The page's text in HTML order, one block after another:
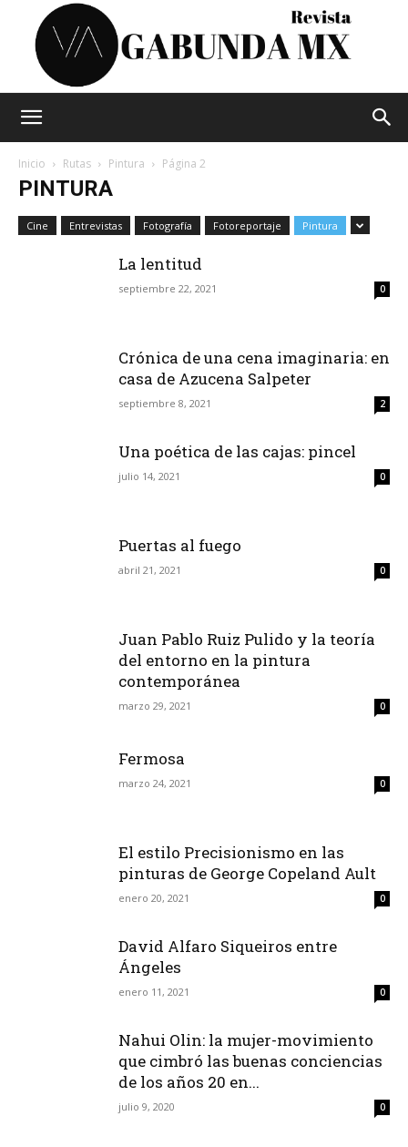
Mx
Inicio Rutas Pintura Página 2
PINTURA
Cine Entrevistas Fotografía Fotoreportaje Pintura
La lentitud
septiembre 22, 2021 0
Crónica de una cena imaginaria: en
casa de Azucena Salpeter
septiembre 8, 2021 2
Una poética de las cajas: pincel
julio 14, 2021 0
Puertas al fuego
abril 21, 2021 0
Juan Pablo Ruiz Pulido y la teoría
del entorno en la pintura
contemporánea
marzo 29, 2021 0
Fermosa
marzo 24, 2021 0
El estilo Precisionismo en las
pinturas de George Copeland Ault
enero 20, 2021 0
David Alfaro Siqueiros entre
Ángeles
enero 11, 2021 0
Nahui Olin: la mujer-movimiento
que cimbró las buenas conciencias
de los años 20 en...
julio 9, 2020 0